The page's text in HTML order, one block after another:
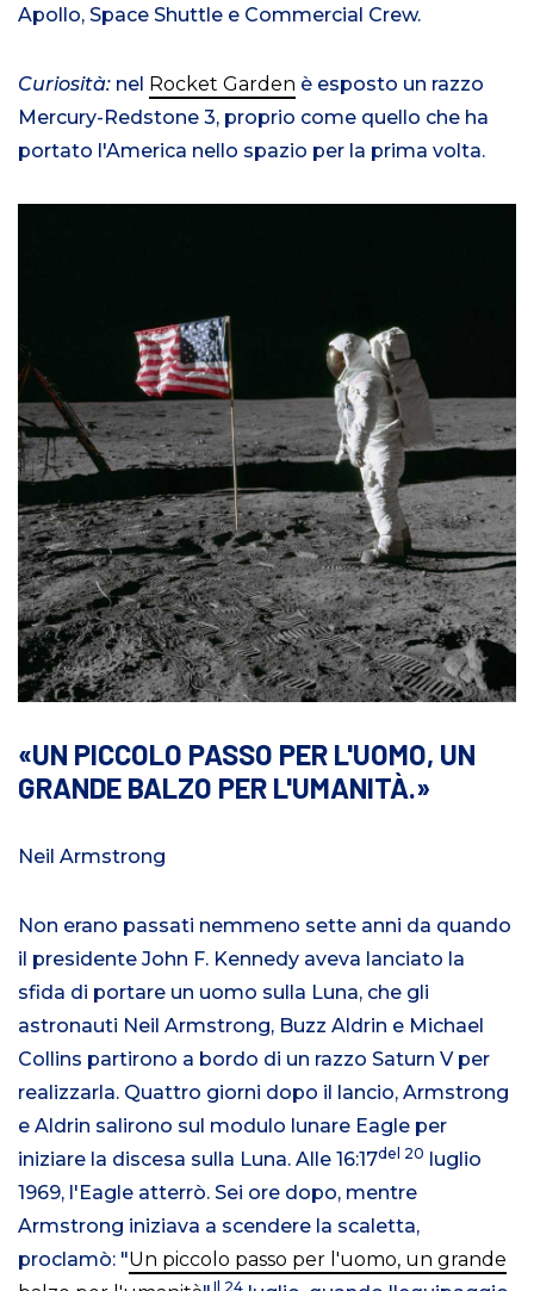
Apollo, Space Shuttle e Commercial Crew.
Curiosità: nel Rocket Garden è esposto un razzo
Mercury-Redstone 3, proprio come quello che ha
portato l'America nello spazio per la prima volta.
UN PICCOLO PASSO PER L'UOMO, UN
GRANDE BALZO PER L'UMANITÀ.
Neil Armstrong
Non erano passati nemmeno sette anni da quando
il presidente John F. Kennedy aveva lanciato la
sfida di portare un uomo sulla Luna, che gli
astronauti Neil Armstrong, Buzz Aldrin e Michael
Collins partirono a bordo di un razzo Saturn V per
realizzarla. Quattro giorni dopo il lancio, Armstrong
e Aldrin salirono sul modulo lunare Eagle per
iniziare la discesa sulla Luna. Alle 16:17del 20 luglio
1969, l'Eagle atterrò. Sei ore dopo, mentre
Armstrong iniziava a scendere la scaletta,
proclamò: "Un piccolo passo per l'uomo, un grande
Il 24